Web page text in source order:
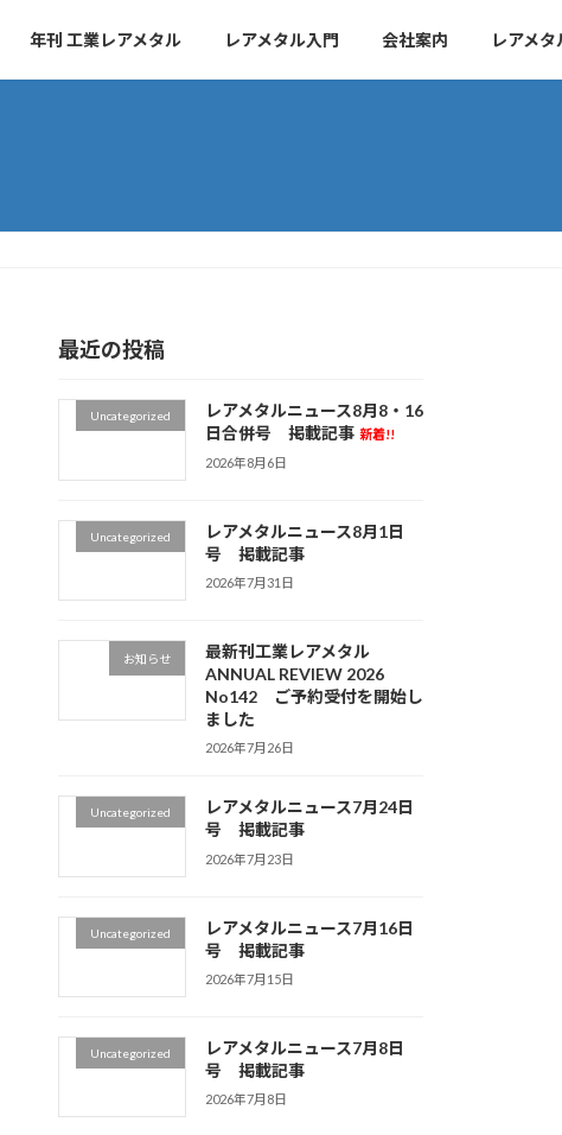
年刊 工業レアメタル レアメタル入門 会社案内 レアメ
最近の投稿
Uncategorized
レアメタルニュース8月8・16
日合併号 掲載記事 新着!!
2026年8月6日
Uncategorized
レアメタルニュース8月1日
号 掲載記事
2026年7月31日
お知らせ
最新刊工業レアメタル
ANNUAL REVIEW 2026
No142 ご予約受付を開始し
ました
2026年7月26日
Uncategorized
レアメタルニュース7月24日
号 掲載記事
2026年7月23日
Uncategorized
レアメタルニュース7月16日
号 掲載記事
2026年7月15日
Uncategorized
レアメタルニュース7月8日
号 掲載記事
2026年7月8日